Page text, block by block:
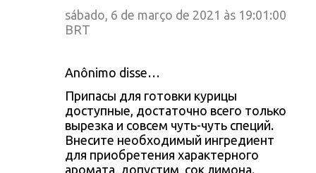
sábado, 6 de março de 2021 às 19:01:00
BRT
Anônimo disse…
Припасы для готовки курицы
доступные, достаточно всего только
вырезка и совсем чуть-чуть специй.
Внесите необходимый ингредиент
для приобретения характерного
аромата, допустим, сок лимона.